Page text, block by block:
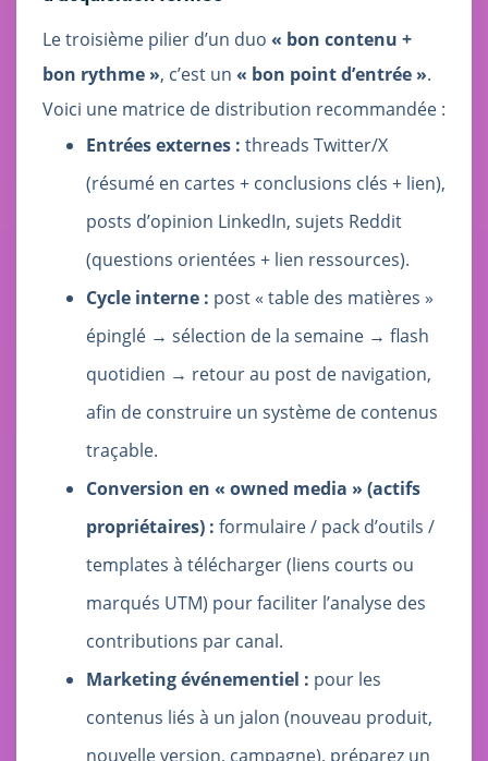
Le troisième pilier d’un duo « bon contenu +
bon rythme », c’est un « bon point d’entrée ».
Voici une matrice de distribution recommandée :
Entrées externes : threads Twitter/X
(résumé en cartes + conclusions clés + lien),
posts d’opinion LinkedIn, sujets Reddit
(questions orientées + lien ressources).
Cycle interne : post « table des matières »
épinglé → sélection de la semaine → flash
quotidien → retour au post de navigation,
afin de construire un système de contenus
traçable.
Conversion en « owned media » (actifs
propriétaires) : formulaire / pack d’outils /
templates à télécharger (liens courts ou
marqués UTM) pour faciliter l’analyse des
contributions par canal.
Marketing événementiel : pour les
contenus liés à un jalon (nouveau produit,
nouvelle version, campagne), préparez un